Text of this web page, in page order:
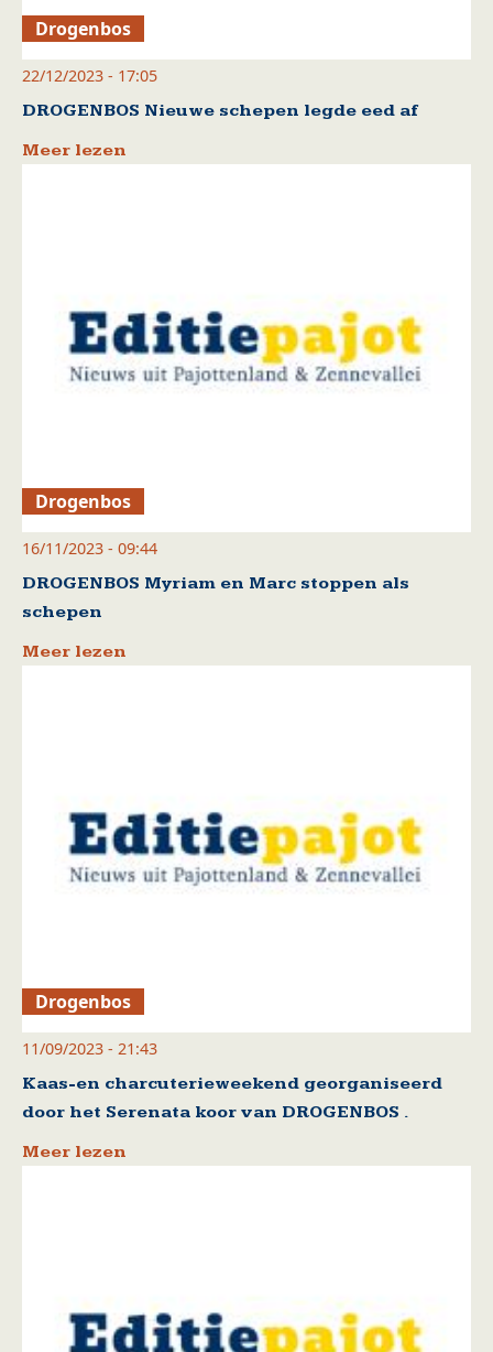
Drogenbos
22/12/2023 - 17:05
DROGENBOS Nieuwe schepen legde eed af
Meer lezen
Drogenbos
16/11/2023 - 09:44
DROGENBOS Myriam en Marc stoppen als
schepen
Meer lezen
Drogenbos
11/09/2023 - 21:43
Kaas-en charcuterieweekend georganiseerd
door het Serenata koor van DROGENBOS .
Meer lezen